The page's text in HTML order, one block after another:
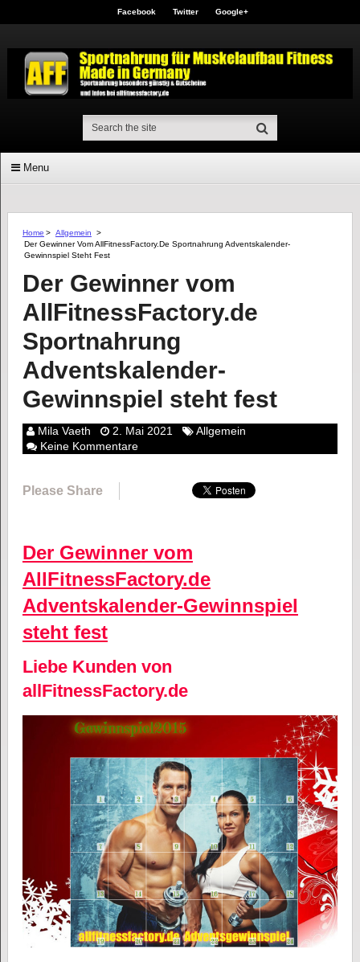
Facebook Twitter Google+
Menu
Home > Allgemein
>
Der Gewinner Vom AllFitnessFactory.de Sportnahrung Adventskalender-
Gewinnspiel Steht Fest
Der Gewinner vom
AllFitnessFactory.de
Sportnahrung
Adventskalender-
Gewinnspiel steht fest
Mila Vaeth 2. Mai 2021
Allgemein
Keine Kommentare
Please Share
Der Gewinner vom
AllFitnessFactory.de
Adventskalender-Gewinnspiel
steht fest
Liebe Kunden von
allFitnessFactory.de